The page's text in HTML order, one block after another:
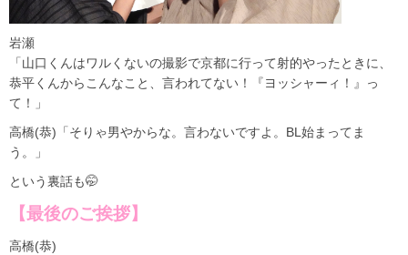
岩瀬
「山口くんはワルくないの撮影で京都に行って射的やったときに、
恭平くんからこんなこと、言われてない！『ヨッシャーィ！』っ
て！」
高橋(恭)「そりゃ男やからな。言わないですよ。BL始まってま
う。」
という裏話も🤭
【最後のご挨拶】
高橋(恭)